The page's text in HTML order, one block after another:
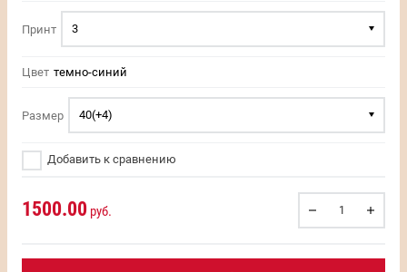
Принт 3
Цвет темно-синий
Размер 40(+4)
Добавить к сравнению
1500.00 руб.